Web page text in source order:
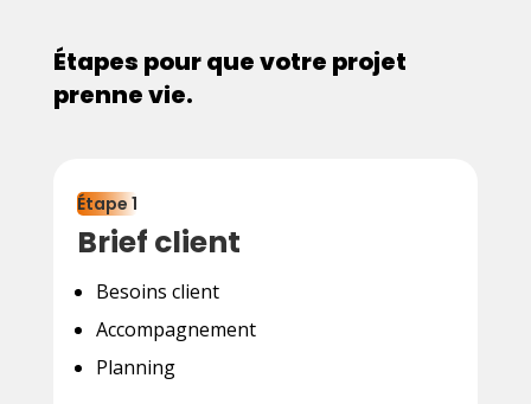
Étapes pour que votre projet
prenne vie.
Étape 1
Brief client
Besoins client
Accompagnement
Planning